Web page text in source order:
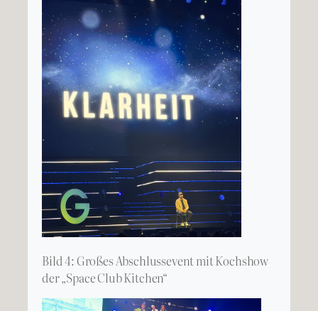
Bild 4: Großes Abschlussevent mit Kochshow
der „Space Club Kitchen“